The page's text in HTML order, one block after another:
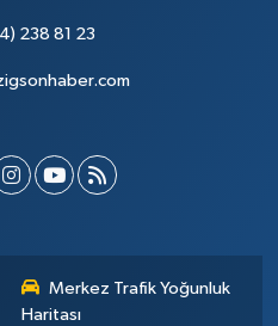
238 81 23
Merkez Trafik Yoğunluk
Haritası